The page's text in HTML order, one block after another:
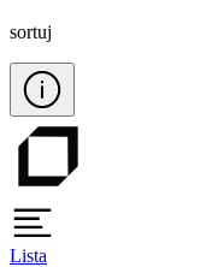
sortuj
Lista